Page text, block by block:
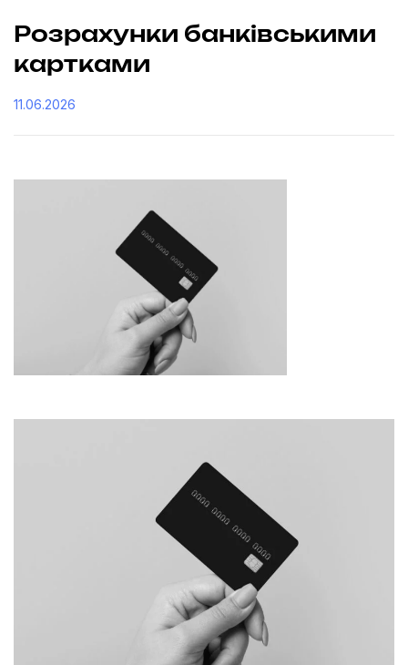
Розрахунки банківськими
картками
11.06.2026